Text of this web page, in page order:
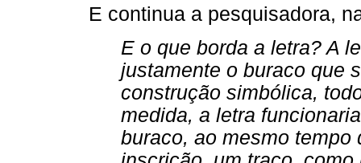
E continua a pesquisadora,
E o que borda a letra? A
justamente o buraco que
construção simbólica,
medida, a letra
buraco, ao mesmo tempo